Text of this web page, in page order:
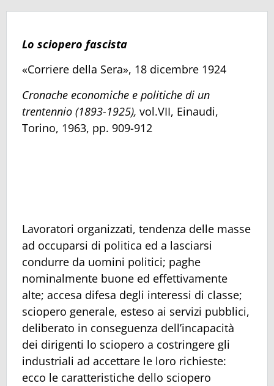
Lo sciopero fascista
«Corriere della Sera», 18 dicembre 1924
Cronache economiche e politiche di un
trentennio (1893-1925), vol.VII, Einaudi,
Torino, 1963, pp. 909-912
Lavoratori organizzati, tendenza delle masse
ad occuparsi di politica ed a lasciarsi
condurre da uomini politici; paghe
nominalmente buone ed effettivamente
alte; accesa difesa degli interessi di classe;
sciopero generale, esteso ai servizi pubblici,
deliberato in conseguenza dell’incapacità
dei dirigenti lo sciopero a costringere gli
industriali ad accettare le loro richieste:
ecco le caratteristiche dello sciopero